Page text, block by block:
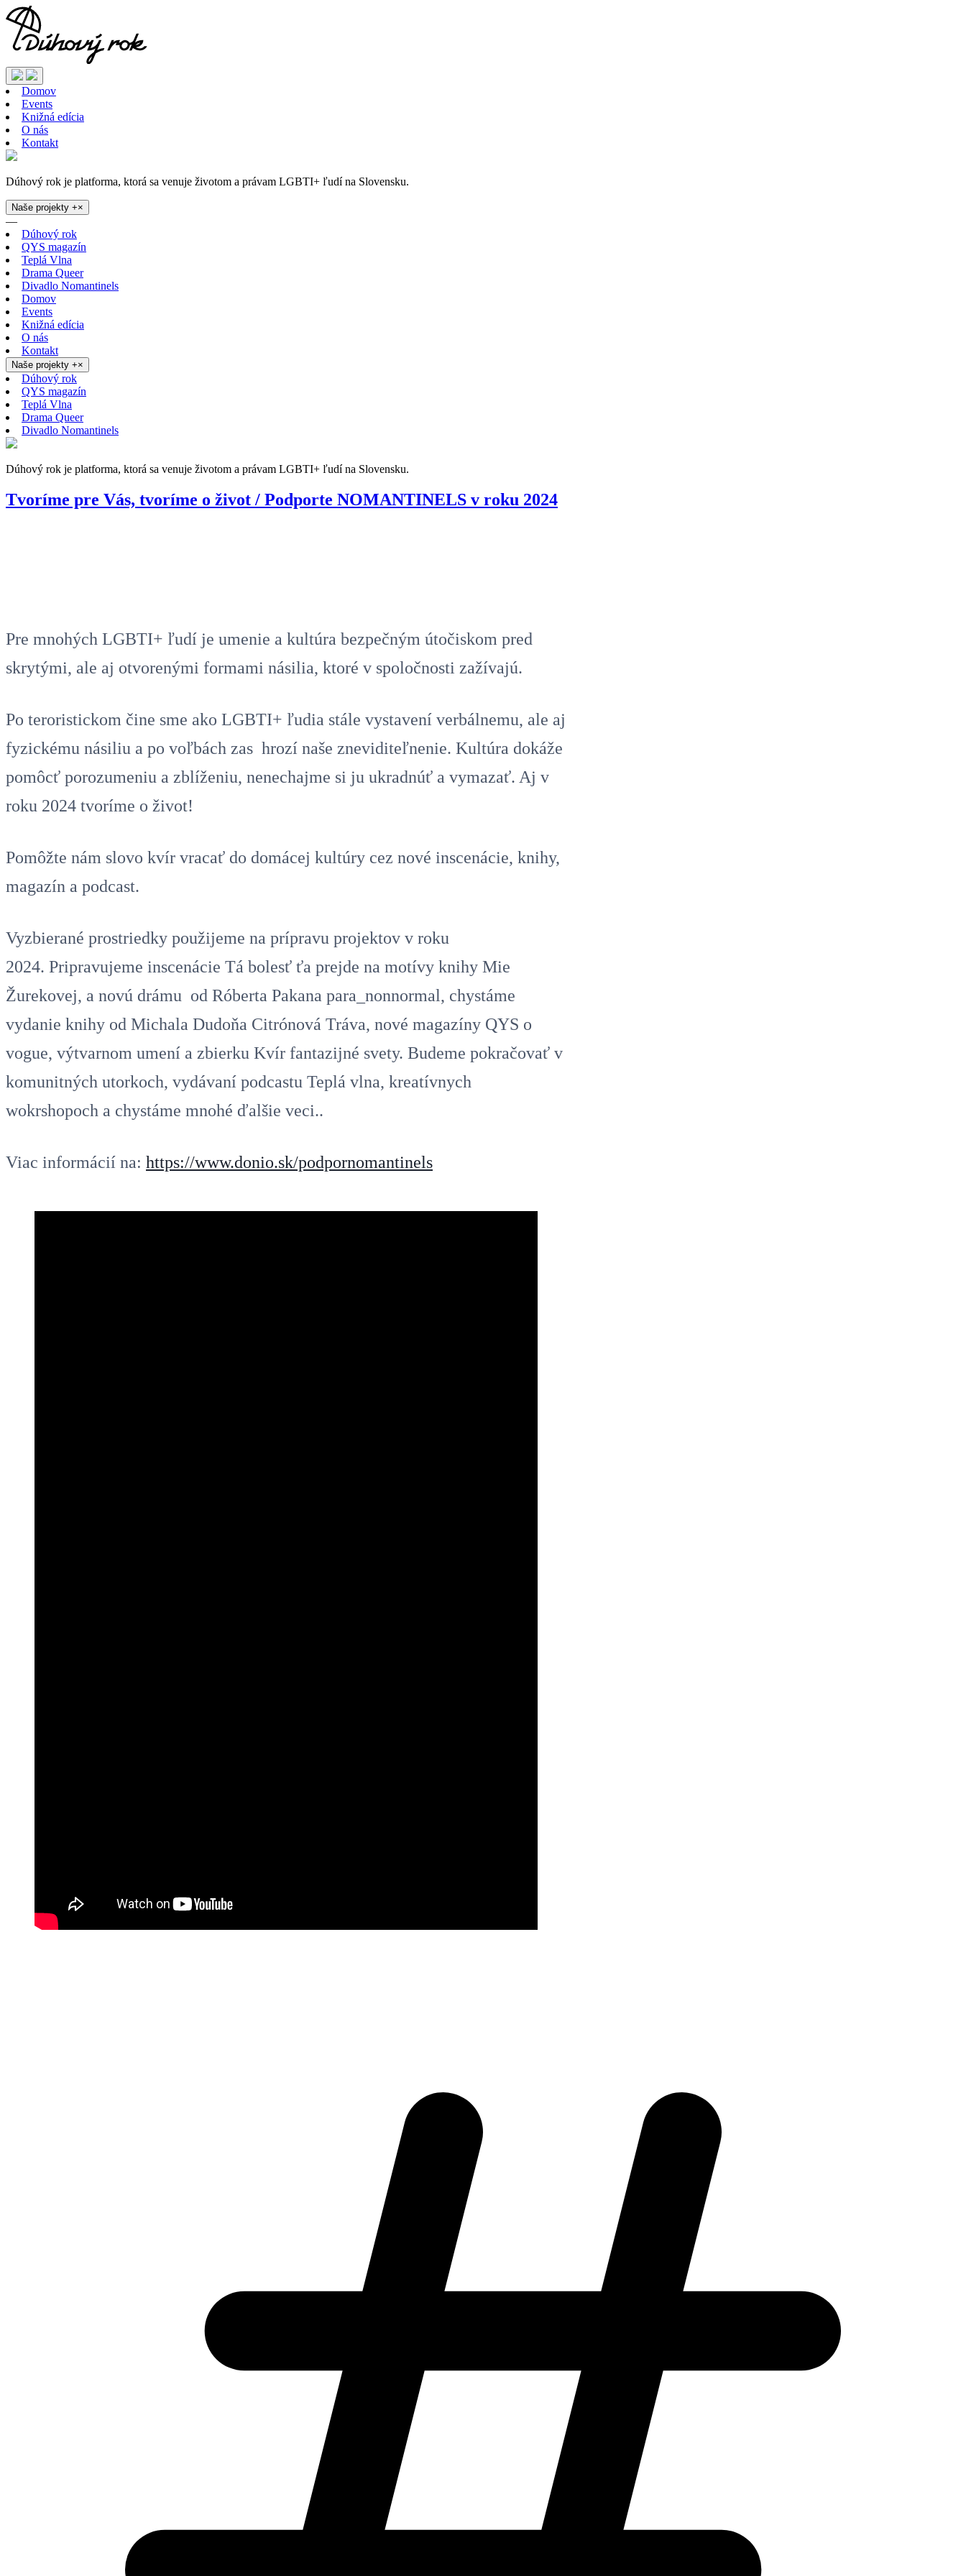
Domov
Events
Knižná edícia
O nás
Kontakt
Dúhový rok je platforma, ktorá sa venuje životom a právam LGBTI+ ľudí na Slovensku.
Naše projekty +×
—
Dúhový rok
QYS magazín
Teplá Vlna
Drama Queer
Divadlo Nomantinels
Domov
Events
Knižná edícia
O nás
Kontakt
Naše projekty +×
Dúhový rok
QYS magazín
Teplá Vlna
Drama Queer
Divadlo Nomantinels
Dúhový rok je platforma, ktorá sa venuje životom a právam LGBTI+ ľudí na Slovensku.
Tvoríme pre Vás, tvoríme o život / Podporte NOMANTINELS v roku 2024
Pre mnohých LGBTI+ ľudí je umenie a kultúra bezpečným útočiskom pred
skrytými, ale aj otvorenými formami násilia, ktoré v spoločnosti zažívajú.
Po teroristickom čine sme ako LGBTI+ ľudia stále vystavení verbálnemu, ale aj
fyzickému násiliu a po voľbách zas hrozí naše zneviditeľnenie. Kultúra dokáže
pomôcť porozumeniu a zblíženiu, nenechajme si ju ukradnúť a vymazať. Aj v
roku 2024 tvoríme o život!
Pomôžte nám slovo kvír vracať do domácej kultúry cez nové inscenácie, knihy,
magazín a podcast.
Vyzbierané prostriedky použijeme na prípravu projektov v roku
2024. Pripravujeme inscenácie Tá bolesť ťa prejde na motívy knihy Mie
Žurekovej, a novú drámu od Róberta Pakana para_nonnormal, chystáme
vydanie knihy od Michala Dudoňa Citrónová Tráva, nové magazíny QYS o
vogue, výtvarnom umení a zbierku Kvír fantazijné svety. Budeme pokračovať v
komunitných utorkoch, vydávaní podcastu Teplá vlna, kreatívnych
wokrshopoch a chystáme mnohé ďalšie veci..
Viac informácií na: https://www.donio.sk/podpornomantinels